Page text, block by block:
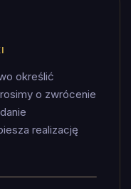
określić
o zwrócenie
realizację